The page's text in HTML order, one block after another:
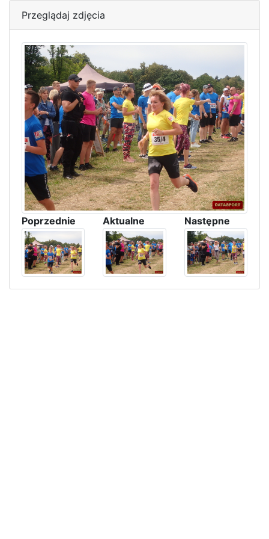
Przeglądaj zdjęcia
Poprzednie Aktualne Następne